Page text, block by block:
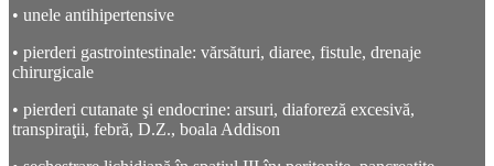
• unele antihipertensive
• pierderi gastrointestinale: vărsături, diaree, fistule, drenaje
chirurgicale
• pierderi cutanate şi endocrine: arsuri, diaforeză excesivă,
transpiraţii, febră, D.Z., boala Addison